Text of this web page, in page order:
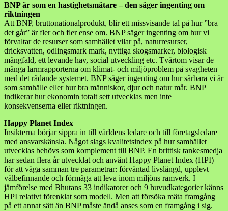
BNP är som en hastighetsmätare – den säger ingenting om
riktningen
Att BNP, bruttonationalprodukt, blir ett missvisande tal på hur ”bra
det går” är fler och fler ense om. BNP säger ingenting om hur vi
förvaltar de resurser som samhället vilar på, naturresurser,
dricksvatten, odlingsmark mark, nyttiga skogsmarker, biologisk
mångfald, ett levande hav, social utveckling etc. Tvärtom visar de
många larmrapporterna om klimat- och miljöproblem på svagheten
med det rådande systemet. BNP säger ingenting om hur sårbara vi är
som samhälle eller hur bra människor, djur och natur mår. BNP
indikerar hur ekonomin totalt sett utvecklas men inte
konsekvenserna eller riktningen.
Happy Planet Index
Insikterna börjar sippra in till världens ledare och till företagsledare
med ansvarskänsla. Något slags kvalitetsindex på hur samhället
utvecklas behövs som komplement till BNP. En brittisk tankesmedja
har sedan flera år utvecklat och använt Happy Planet Index (HPI)
för att väga samman tre parametrar: förväntad livslängd, upplevt
välbefinnande och förmåga att leva inom miljöns ramverk. I
jämförelse med Bhutans 33 indikatorer och 9 huvudkategorier känns
HPI relativt förenklat som modell. Men att försöka mäta framgång
på ett annat sätt än BNP måste ändå anses som en framgång i sig.